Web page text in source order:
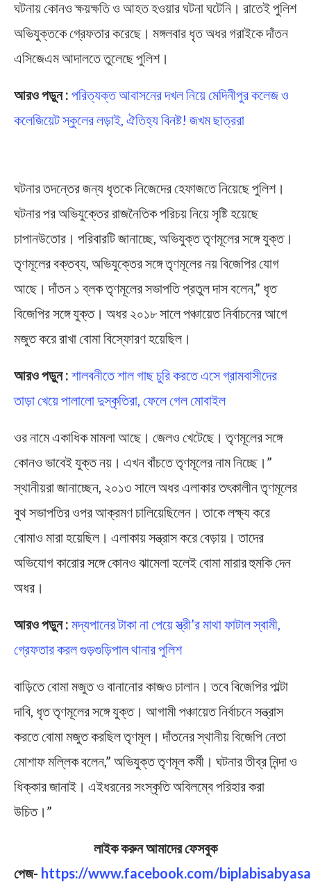
ঘটনায় কোনও ক্ষয়ক্ষতি ও আহত হওয়ার ঘটনা ঘটেনি। রাতেই পুলিশ
অভিযুক্তকে গ্রেফতার করেছে। মঙ্গলবার ধৃত অধর গরাইকে দাঁতন
এসিজেএম আদালতে তুলেছে পুলিশ।
আরও পড়ুন : পরিত্যক্ত আবাসনের দখল নিয়ে মেদিনীপুর কলেজ ও
কলেজিয়েট স্কুলের লড়াই, ঐতিহ্য বিনষ্ট! জখম ছাত্ররা
ঘটনার তদন্তের জন্য ধৃতকে নিজেদের হেফাজতে নিয়েছে পুলিশ।
ঘটনার পর অভিযুক্তের রাজনৈতিক পরিচয় নিয়ে সৃষ্টি হয়েছে
চাপানউতোর। পরিবারটি জানাচ্ছে, অভিযুক্ত তৃণমূলের সঙ্গে যুক্ত।
তৃণমূলের বক্তব্য, অভিযুক্তের সঙ্গে তৃণমূলের নয় বিজেপির যোগ
আছে। দাঁতন ১ ব্লক তৃণমূলের সভাপতি প্রতুল দাস বলেন,” ধৃত
বিজেপির সঙ্গে যুক্ত। অধর ২০১৮ সালে পঞ্চায়েত নির্বাচনের আগে
মজুত করে রাখা বোমা বিস্ফোরণ হয়েছিল।
আরও পড়ুন : শালবনীতে শাল গাছ চুরি করতে এসে গ্রামবাসীদের
তাড়া খেয়ে পালালো দুস্কৃতিরা, ফেলে গেল মোবাইল
ওর নামে একাধিক মামলা আছে। জেলও খেটেছে। তৃণমূলের সঙ্গে
কোনও ভাবেই যুক্ত নয়। এখন বাঁচতে তৃণমূলের নাম নিচ্ছে।”
স্থানীয়রা জানাচ্ছেন, ২০১৩ সালে অধর এলাকার তৎকালীন তৃণমূলের
বুথ সভাপতির ওপর আক্রমণ চালিয়েছিলেন। তাকে লক্ষ্য করে
বোমাও মারা হয়েছিল। এলাকায় সন্ত্রাস করে বেড়ায়। তাদের
অভিযোগ কারোর সঙ্গে কোনও ঝামেলা হলেই বোমা মারার হুমকি দেন
অধর।
আরও পড়ুন : মদ্যপানের টাকা না পেয়ে স্ত্রী’র মাথা ফাটাল স্বামী,
গ্রেফতার করল গুড়গুড়িপাল থানার পুলিশ
বাড়িতে বোমা মজুত ও বানানোর কাজও চালান। তবে বিজেপির পাল্টা
দাবি, ধৃত তৃণমূলের সঙ্গে যুক্ত। আগামী পঞ্চায়েত নির্বাচনে সন্ত্রাস
করতে বোমা মজুত করছিল তৃণমূল। দাঁতনের স্থানীয় বিজেপি নেতা
মোশাফ মল্লিক বলেন,” অভিযুক্ত তৃণমূল কর্মী। ঘটনার তীব্র নিন্দা ও
ধিক্কার জানাই। এইধরনের সংস্কৃতি অবিলম্বে পরিহার করা
উচিত।”
লাইক করুন আমাদের ফেসবুক
পেজ- https://www.facebook.com/